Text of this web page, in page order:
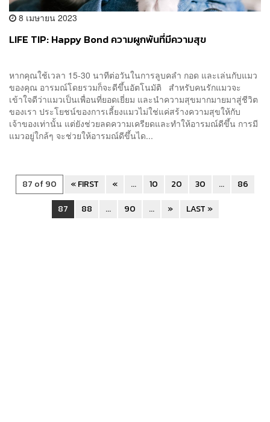
8 เมษายน 2023
LIFE TIP: Happy Bond ความผูกพันที่มีความสุข
หากคุณใช้เวลา 15-30 นาทีต่อวันในการลูบคลำ กอด และเล่นกับแมว
ของคุณ อารมณ์โดยรวมก็จะดีขึ้นอัตโนมัติ สำหรับคนรักแมวจะ
เข้าใจดีว่าแมวเป็นเพื่อนที่ยอดเยี่ยม และนำความสุขมากมายมาสู่ชีวิต
ของเรา ประโยชน์ของการเลี้ยงแมวไม่ใช่แค่สร้างความสุขให้กับ
เจ้าของเท่านั้น แต่ยังช่วยลดความเครียดและทำให้อารมณ์ดีขึ้น การมี
แมวอยู่ใกล้ๆ จะช่วยให้อารมณ์ดีขึ้นได...
87 of 90 « FIRST « ... 10 20 30 ...
86
87
88 ... 90 ... » LAST »